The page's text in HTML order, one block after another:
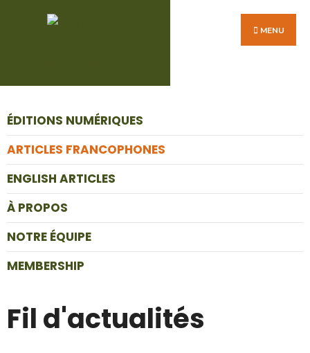
MENU
ÉDITIONS NUMÉRIQUES
ARTICLES FRANCOPHONES
ENGLISH ARTICLES
À PROPOS
NOTRE ÉQUIPE
MEMBERSHIP
Fil d'actualités